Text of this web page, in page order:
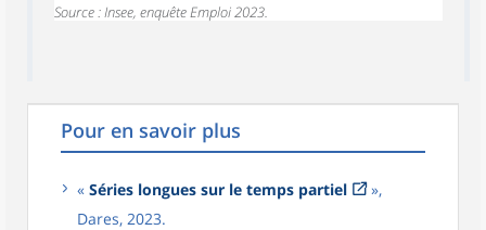
Source : Insee, enquête Emploi 2023.
Pour en savoir plus
« Séries longues sur le temps partiel
»,
Dares, 2023.